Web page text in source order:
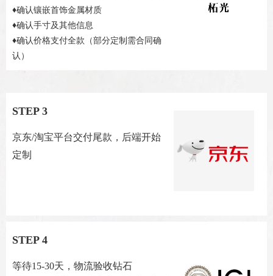
♦确认镶嵌首饰金属材质
♦确认手寸及其他信息
♦确认价格支付全款（部分定制需合同确
认）
STEP 3
京东/淘宝平台交付尾款，后端开始
定制
STEP 4
等待15-30天，物流验收钻石